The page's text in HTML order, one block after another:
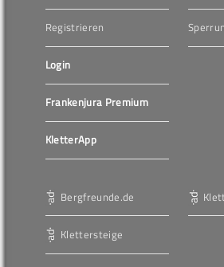
Registrieren
Login
Frankenjura Premium
KletterApp
Bergfreunde.de
Klettersteige